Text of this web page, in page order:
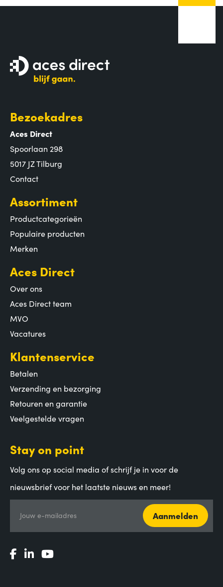
Bezoekadres
Aces Direct
Spoorlaan 298
5017 JZ Tilburg
Contact
Assortiment
Productcategorieën
Populaire producten
Merken
Aces Direct
Over ons
Aces Direct team
MVO
Vacatures
Klantenservice
Betalen
Verzending en bezorging
Retouren en garantie
Veelgestelde vragen
Stay on point
Volg ons op social media of schrijf je in voor de
nieuwsbrief voor het laatste nieuws en meer!
Jouw e-mailadres Aanmelden